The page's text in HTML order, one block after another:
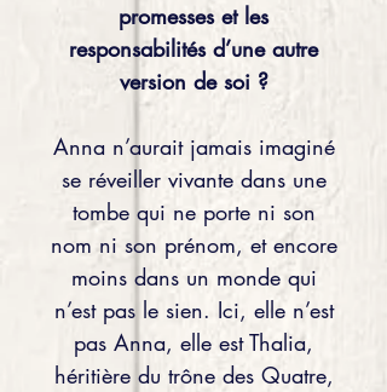
promesses et les
responsabilités d’une autre
version de soi ?
Anna n’aurait jamais imaginé
se réveiller vivante dans une
tombe qui ne porte ni son
nom ni son prénom, et encore
moins dans un monde qui
n’est pas le sien. Ici, elle n’est
pas Anna, elle est Thalia,
héritière du trône des Quatre,